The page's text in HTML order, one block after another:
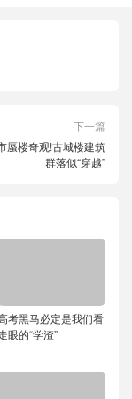
下一篇
蜃楼奇观!古城楼建筑
群落似“穿越”
考黑马必定是我们看
眼的“学渣”